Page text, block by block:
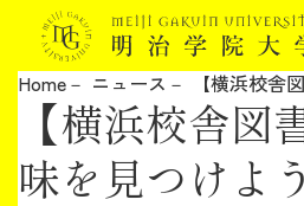
明治学院大学について
教育
Home ニュース 【横浜校
【横浜校舎
味を見つけよ